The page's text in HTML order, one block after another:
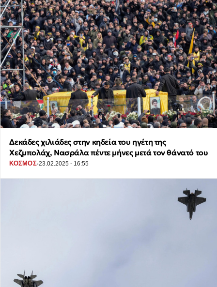
Δεκάδες χιλιάδες στην κηδεία του ηγέτη της
Χεζμπολάχ, Νασράλα πέντε μήνες μετά τον θάνατό του
ΚΟΣΜΟΣ·23.02.2025 - 16:55